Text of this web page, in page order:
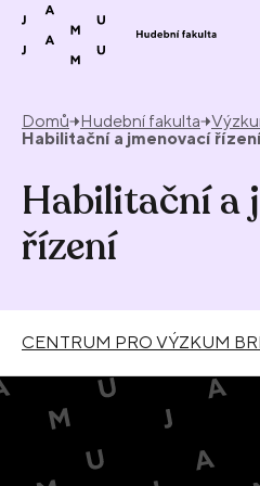
Přeskočit na obsah
Domů Hudební fakulta
Habilitační a jmenovací
Habilitační a
řízení
CENTRUM PRO VÝZKUM